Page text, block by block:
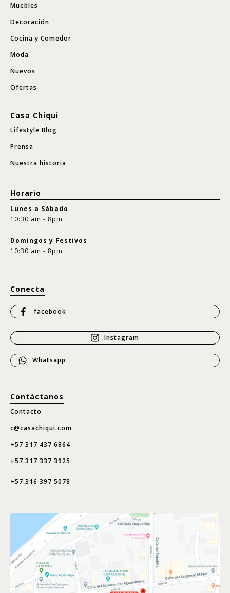
Muebles
Decoración
Cocina y Comedor
Moda
Nuevos
Ofertas
Casa Chiqui
Lifestyle Blog
Prensa
Nuestra historia
Horario
Lunes a Sábado
10:30 am - 8pm
Domingos y Festivos
10:30 am - 8pm
Conecta
facebook
Instagram
Whatsapp
Contáctanos
Contacto
c@casachiqui.com
+57 317 437 6864
+57 317 337 3925
+57 316 397 5078